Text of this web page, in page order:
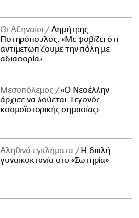
Οι Αθηναίοι
Δημήτρης
Ποτηρόπουλος: «Με φοβίζει ότι
αντιμετωπίζουμε την πόλη με
αδιαφορία»
Μεσοπόλεμος
«Ο Νεοέλλην
άρχισε να λούεται. Γεγονός
κοσμοϊστορικής σημασίας»
Αληθινά εγκλήματα
Η διπλή
γυναικοκτονία στο «Σωτηρία»